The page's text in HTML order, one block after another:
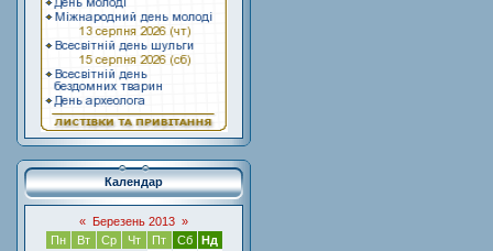
Календар
« Березень 2013 »
Пн
Вт Ср Чт Пт Сб
Нд